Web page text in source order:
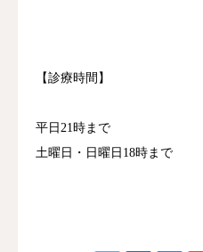
【診療時間】
平日21時まで
土曜日・日曜日18時まで